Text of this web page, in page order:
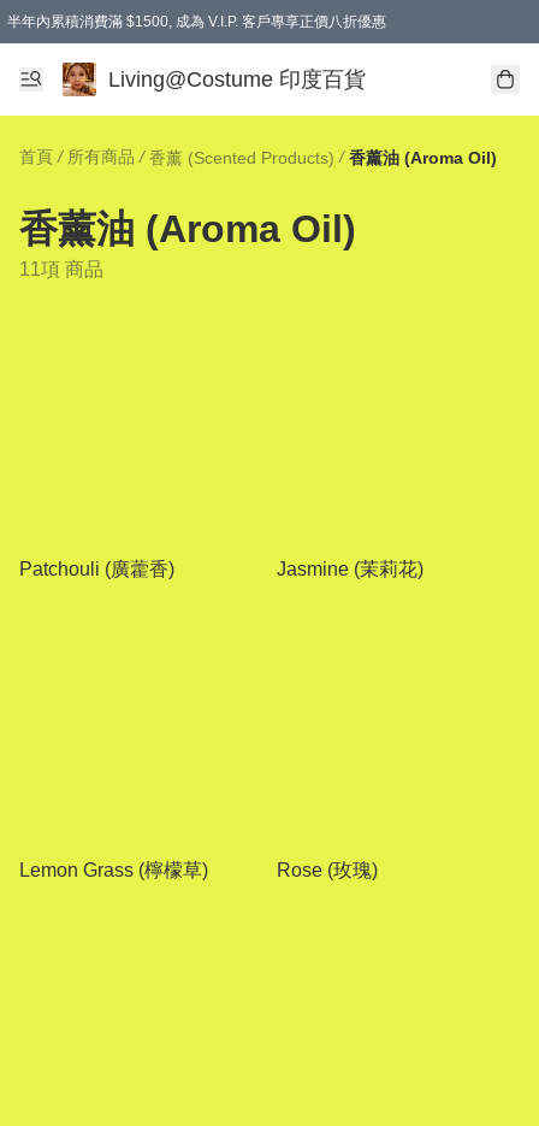
半年內累積消費滿 $1500, 成為 V.I.P. 客戶專享正價八折優惠
滿$600免本地運費
Living@Costume 印度百貨
首頁 / 所有商品 / 香薰 (Scented Products) / 香薰油 (Aroma Oil)
香薰油 (Aroma Oil)
11項 商品
Patchouli (廣藿香) Jasmine (茉莉花)
Lemon Grass (檸檬草) Rose (玫瑰)